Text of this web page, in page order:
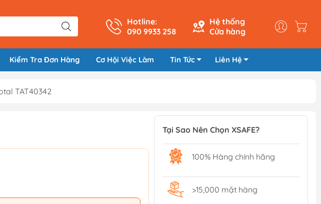
Hotline:
090 9933 258
Hệ thống
Cửa hàng
Kiểm Tra Đơn Hàng Cơ Hội Việc Làm Tin Tức Liên Hệ
TAT40342
Tại Sao Nên Chọn XSAFE?
100% Hàng chính hãng
>15,000 mặt hàng